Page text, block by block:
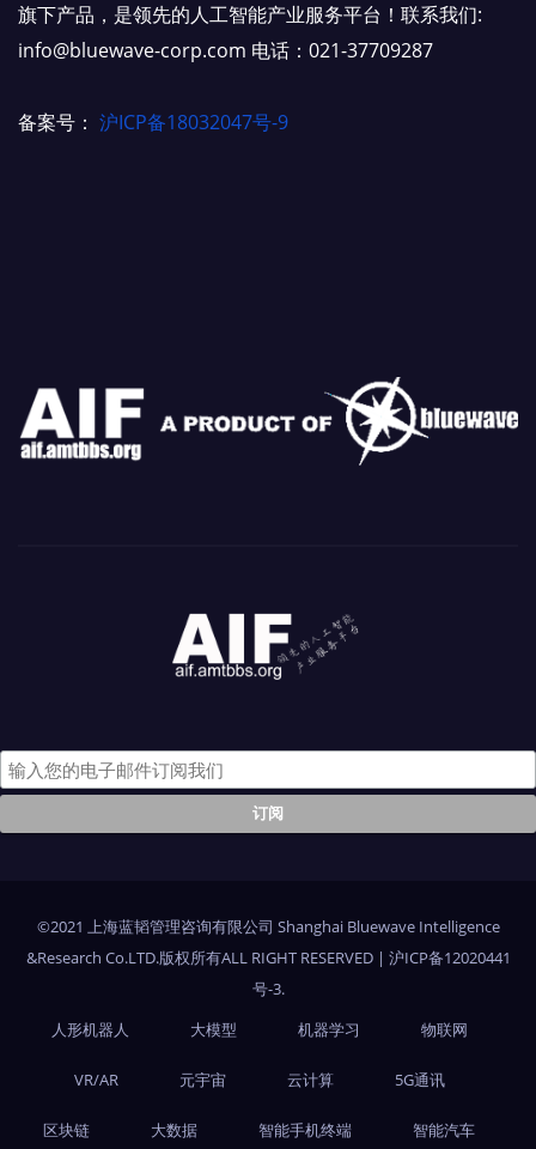
旗下产品，是领先的人工智能产业服务平台！联系我们:
info@bluewave-corp.com 电话：021-37709287
备案号： 沪ICP备18032047号-9
©2021 上海蓝韬管理咨询有限公司 Shanghai Bluewave Intelligence
&Research Co.LTD.版权所有ALL RIGHT RESERVED | 沪ICP备12020441
号-3.
人形机器人
大模型 机器学习 物联网
VR/AR 元宇宙 云计算 5G通讯
区块链 大数据 智能手机终端 智能汽车